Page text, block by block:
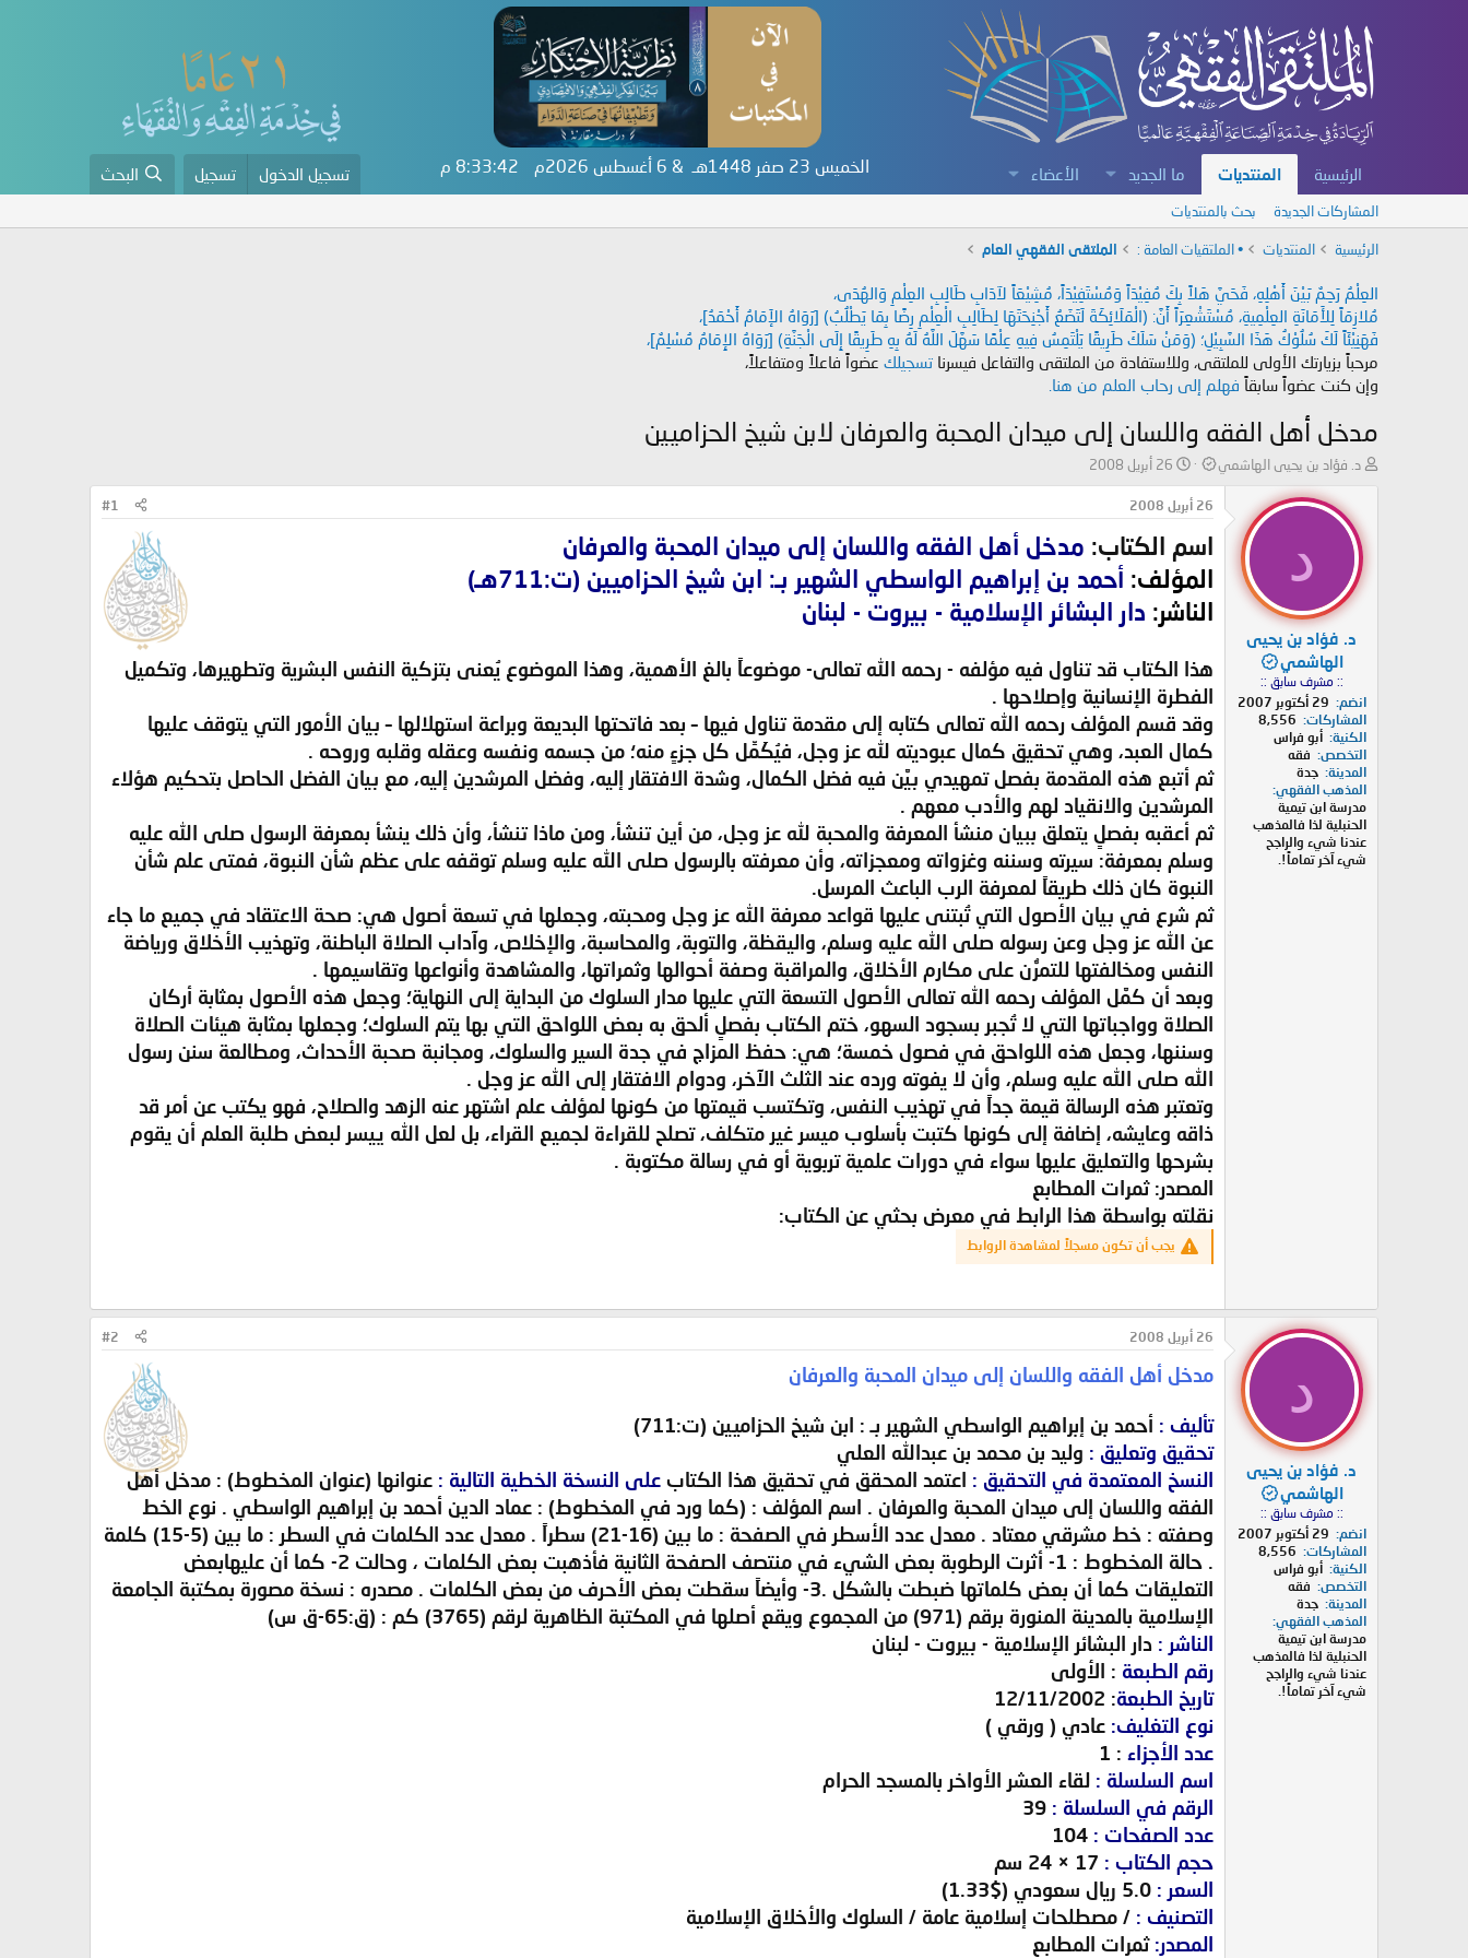
الرئيسية المنتديات ما الجديد الأعضاء الخميس 23 صفر 1448هـ & 6 أغسطس 2026م 8:33:42 م تسجيل الدخول تسجيل البحث
المشاركات الجديدة بحث بالمنتديات
الرئيسية المنتديات • الملتقيات العامة : الملتقى الفقهي العام
العِلْمُ رَحِمٌ بَيْنَ أَهْلِهِ، فَحَيَّ هَلاً بِكَ مُفِيْدَاً وَمُسْتَفِيْدَاً، مُشِيْعَاً لآدَابِ طَالِبِ العِلْمِ وَالهُدَى،
مُلازِمَاً لِلأَمَانَةِ العِلْمِيةِ، مُسْتَشْعِرَاً أَنَّ: (الْمَلَائِكَةَ لَتَضَعُ أَجْنِحَتَهَا لِطَالِبِ الْعِلْمِ رِضًا بِمَا يَطْلُبُ) [رَوَاهُ الإَمَامُ أَحْمَدُ]،
فَهَنِيْئَاً لَكَ سُلُوْكُ هَذَا السَّبِيْلِ؛ (وَمَنْ سَلَكَ طَرِيقًا يَلْتَمِسُ فِيهِ عِلْمًا سَهَّلَ اللَّهُ لَهُ بِهِ طَرِيقًا إِلَى الْجَنَّةِ) [رَوَاهُ الإِمَامُ مُسْلِمٌ]،
مرحباً بزيارتك الأولى للملتقى، وللاستفادة من الملتقى والتفاعل فيسرنا تسجيلك عضواً فاعلاً ومتفاعلاً،
وإن كنت عضواً سابقاً فهلم إلى رحاب العلم من هنا.
مدخل أهل الفقه واللسان إلى ميدان المحبة والعرفان لابن شيخ الحزاميين
ب
ئ
ا
ل
م
و
و
د. فؤاد بن يحيى الهاشمي
ت
ا
ر
ي
ا
ل
ب
د
26 أبريل 2008
د
د. فؤاد بن يحيى
الهاشمي
:: مشرف سابق ::
انضم
29 أكتوبر 2007
المشاركات
8,556
الكنية أبو فراس
التخصص
فقه
المدينة جدة
المذهب الفقهي
مدرسة ابن تيمية
الحنبلية لذا فالمذهب
عندنا شيء والراجح
شيء آخر تماماً!.
26 أبريل 2008 #1
اسم الكتاب: مدخل أهل الفقه واللسان إلى ميدان المحبة والعرفان
المؤلف: أحمد بن إبراهيم الواسطي الشهير بـ: ابن شيخ الحزاميين (ت:711هـ)
الناشر: دار البشائر الإسلامية - بيروت - لبنان
هذا الكتاب قد تناول فيه مؤلفه - رحمه الله تعالى- موضوعاً بالغ الأهمية، وهذا الموضوع يُعنى بتزكية النفس البشرية وتطهيرها، وتكميل
الفطرة الإنسانية وإصلاحها .
وقد قسم المؤلف رحمه الله تعالى كتابه إلى مقدمة تناول فيها – بعد فاتحتها البديعة وبراعة استهلالها – بيان الأمور التي يتوقف عليها
كمال العبد، وهي تحقيق كمال عبوديته لله عز وجل، فيُكَمِّل كل جزءٍ منه؛ من جسمه ونفسه وعقله وقلبه وروحه .
ثم أتبع هذه المقدمة بفصل تمهيدي بيَّن فيه فضل الكمال، وشدة الافتقار إليه، وفضل المرشدين إليه، مع بيان الفضل الحاصل بتحكيم هؤلاء
المرشدين والانقياد لهم والأدب معهم .
ثم أعقبه بفصلٍ يتعلق ببيان منشأ المعرفة والمحبة لله عز وجل، من أين تنشأ، ومن ماذا تنشأ، وأن ذلك ينشأ بمعرفة الرسول صلى الله عليه
وسلم بمعرفة: سيرته وسننه وغزواته ومعجزاته، وأن معرفته بالرسول صلى الله عليه وسلم توقفه على عظم شأن النبوة، فمتى علم شأن
النبوة كان ذلك طريقاً لمعرفة الرب الباعث المرسل.
ثم شرع في بيان الأصول التي تُبتنى عليها قواعد معرفة الله عز وجل ومحبته، وجعلها في تسعة أصول هي: صحة الاعتقاد في جميع ما جاء
عن الله عز وجل وعن رسوله صلى الله عليه وسلم، واليقظة، والتوبة، والمحاسبة، والإخلاص، وآداب الصلاة الباطنة، وتهذيب الأخلاق ورياضة
النفس ومخالفتها للتمرُّن على مكارم الأخلاق، والمراقبة وصفة أحوالها وثمراتها، والمشاهدة وأنواعها وتقاسيمها .
وبعد أن كمَّل المؤلف رحمه الله تعالى الأصول التسعة التي عليها مدار السلوك من البداية إلى النهاية؛ وجعل هذه الأصول بمثابة أركان
الصلاة وواجباتها التي لا تُجبر بسجود السهو، ختم الكتاب بفصلٍ ألحق به بعض اللواحق التي بها يتم السلوك؛ وجعلها بمثابة هيئات الصلاة
وسننها، وجعل هذه اللواحق في فصول خمسة؛ هي: حفظ المزاج في جدة السير والسلوك، ومجانبة صحبة الأحداث، ومطالعة سنن رسول
الله صلى الله عليه وسلم، وأن لا يفوته ورده عند الثلث الآخر، ودوام الافتقار إلى الله عز وجل .
وتعتبر هذه الرسالة قيمة جداً في تهذيب النفس، وتكتسب قيمتها من كونها لمؤلف علم اشتهر عنه الزهد والصلاح، فهو يكتب عن أمر قد
ذاقه وعايشه، إضافة إلى كونها كتبت بأسلوب ميسر غير متكلف، تصلح للقراءة لجميع القراء، بل لعل الله ييسر لبعض طلبة العلم أن يقوم
بشرحها والتعليق عليها سواء في دورات علمية تربوية أو في رسالة مكتوبة .
المصدر: ثمرات المطابع
نقلته بواسطة هذا الرابط في معرض بحثي عن الكتاب:
يجب أن تكون مسجلاً لمشاهدة الروابط
د
د. فؤاد بن يحيى
الهاشمي
:: مشرف سابق ::
انضم
29 أكتوبر 2007
المشاركات
8,556
الكنية أبو فراس
التخصص
فقه
المدينة جدة
المذهب الفقهي
مدرسة ابن تيمية
الحنبلية لذا فالمذهب
عندنا شيء والراجح
شيء آخر تماماً!.
26 أبريل 2008 #2
مدخل أهل الفقه واللسان إلى ميدان المحبة والعرفان
تأليف : أحمد بن إبراهيم الواسطي الشهير بـ : ابن شيخ الحزاميين (ت:711)
تحقيق وتعليق : وليد بن محمد بن عبدالله العلي
النسخ المعتمدة في التحقيق : اعتمد المحقق في تحقيق هذا الكتاب على النسخة الخطية التالية : عنوانها (عنوان المخطوط) : مدخل أهل
الفقه واللسان إلى ميدان المحبة والعرفان . اسم المؤلف : (كما ورد في المخطوط) : عماد الدين أحمد بن إبراهيم الواسطي . نوع الخط
وصفته : خط مشرقي معتاد . معدل عدد الأسطر في الصفحة : ما بين (16-21) سطراً . معدل عدد الكلمات في السطر : ما بين (5-15) كلمة
. حالة المخطوط : 1- أثرت الرطوبة بعض الشيء في منتصف الصفحة الثانية فأذهبت بعض الكلمات ، وحالت 2- كما أن عليهابعض
التعليقات كما أن بعض كلماتها ضبطت بالشكل .3- وأيضاً سقطت بعض الأحرف من بعض الكلمات . مصدره : نسخة مصورة بمكتبة الجامعة
الإسلامية بالمدينة المنورة برقم (971) من المجموع ويقع أصلها في المكتبة الظاهرية لرقم (3765) كم : (ق:65-ق س)
الناشر : دار البشائر الإسلامية - بيروت - لبنان
رقم الطبعة : الأولى
تاريخ الطبعة: 12/11/2002
نوع التغليف: عادي ( ورقي )
عدد الأجزاء : 1
اسم السلسلة : لقاء العشر الأواخر بالمسجد الحرام
الرقم في السلسلة :
عدد الصفحات :
حجم الكتاب :
السعر :
التصنيف : / مصطلحات إسلامية عامة / السلوك والأخلاق الإسلامية
المصدر: ثمرات المطابع